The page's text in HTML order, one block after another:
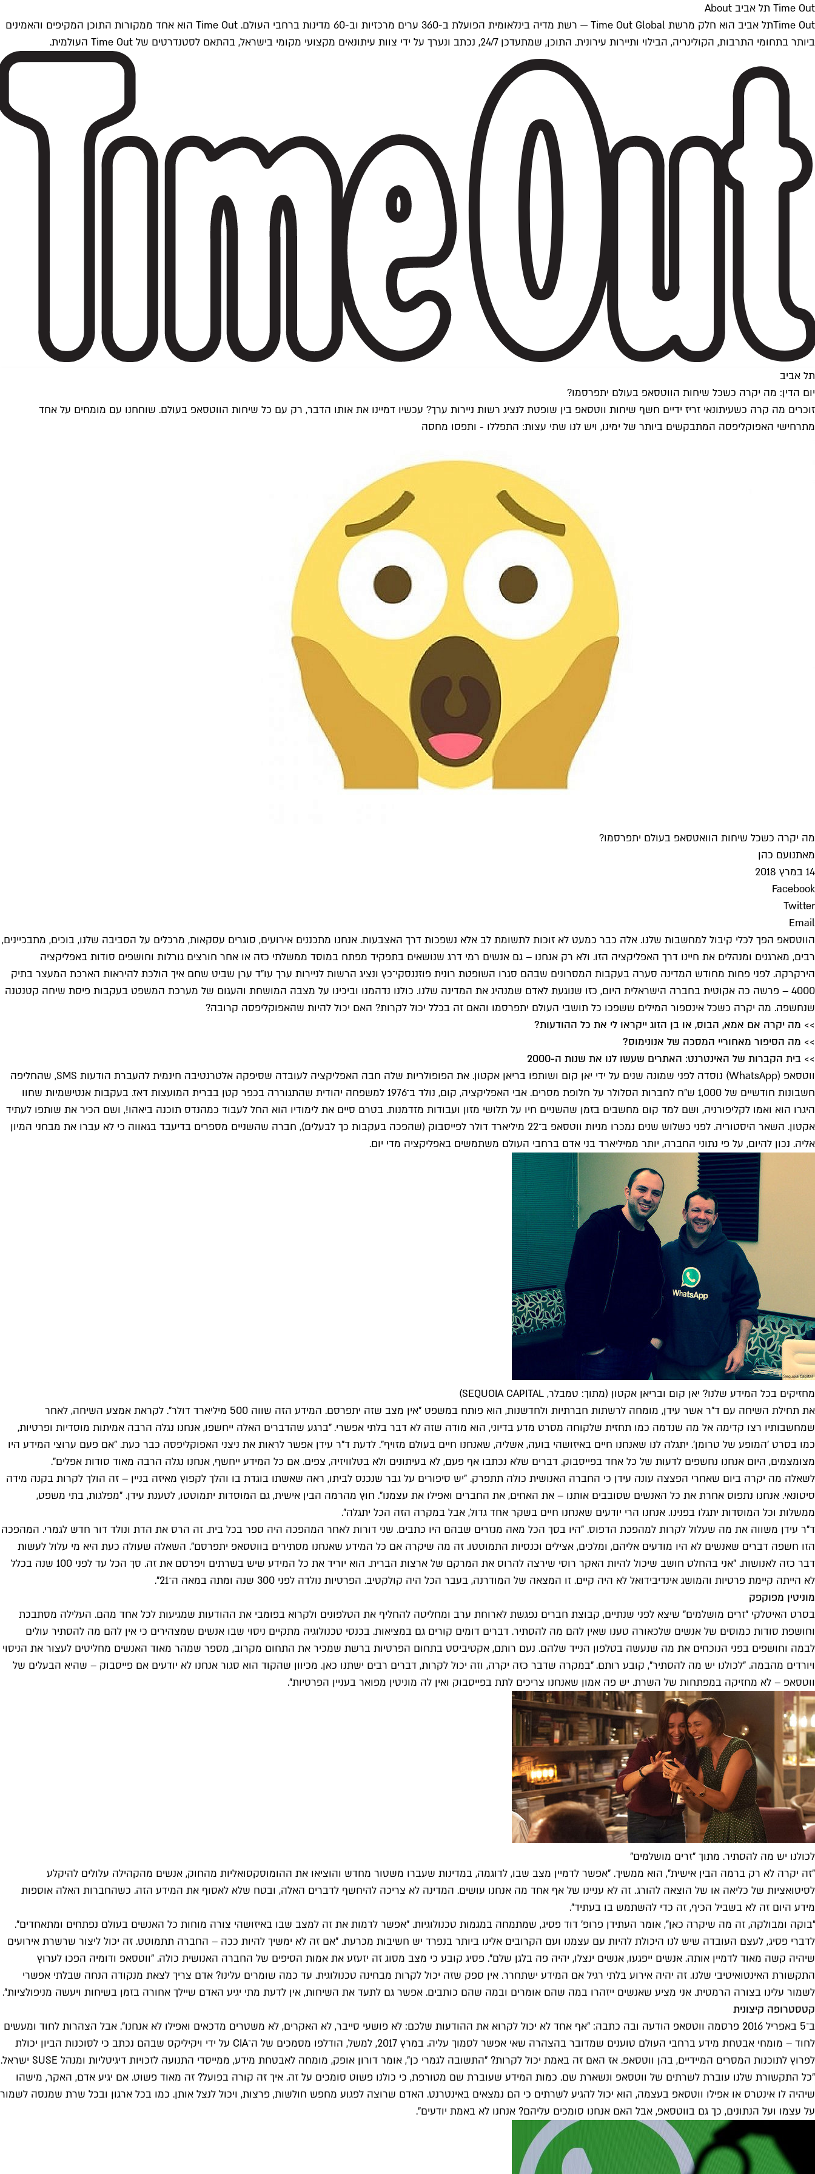
Time Out תל אביב About
Time Outתל אביב הוא חלק מרשת Time Out Global — רשת מדיה בינלאומית הפועלת ב-360 ערים מרכזיות וב-60 מדינות ברחבי העולם. Time Out הוא אחד ממקורות התוכן המקיפים והאמינים
ביותר בתחומי התרבות, הקולינריה, הבילוי ותיירות עירונית. התוכן, שמתעדכן 24/7, נכתב ונערך על ידי צוות עיתונאים מקצועי מקומי בישראל, בהתאם לסטנדרטים של Time Out העולמית.
תל אביב
יום הדין: מה יקרה כשכל שיחות הווטסאפ בעולם יתפרסמו?
זוכרים מה קרה כשעיתונאי זריז ידיים חשף שיחות ווטסאפ בין שופטת לנציג רשות ניירות ערך? עכשיו דמיינו את אותו הדבר, רק עם כל שיחות הווטסאפ בעולם. שוחחנו עם מומחים על אחד
מתרחישי האפוקליפסה המתבקשים ביותר של ימינו, ויש לנו שתי עצות: התפללו - ותפסו מחסה
מה יקרה כשכל שיחות הוואטסאפ בעולם יתפרסמו?
מאתנועם כהן
14 במרץ 2018
Facebook
Twitter
Email
הווטסאפ הפך לכלי קיבול למחשבות שלנו. אלה כבר כמעט לא זוכות לתשומת לב אלא נשפכות דרך האצבעות. אנחנו מתכננים אירועים, סוגרים עסקאות, מרכלים על הסביבה שלנו, בוכים, מתבכיינים,
רבים, מארגנים ומנהלים את חיינו דרך האפליקציה הזו. ולא רק אנחנו – גם אנשים רמי דרג שנושאים בתפקיד מפתח במוסד ממשלתי כזה או אחר חורצים גורלות וחושפים סודות באפליקציה
הירקרקה. לפני פחות מחודש המדינה סערה בעקבות המסרונים שבהם סגרו השופטת רונית פוזננסקי־כץ ונציג הרשות לניירות ערך עו"ד ערן שביט שחם איך הולכת להיראות הארכת המעצר בתיק
4000 – פרשה כה אקוטית בחברה הישראלית היום, כזו שנוגעת לאדם שמנהיג את המדינה שלנו. כולנו נדהמנו וביכינו על מצבה המושחת והעגום של מערכת המשפט בעקבות פיסת שיחה קטנטנה
שנחשפה. מה יקרה כשכל אינספור המילים ששפכו כל תושבי העולם יתפרסמו והאם זה בכלל יכול לקרות? האם יכול להיות שהאפוקליפסה קרובה?
>> מה יקרה אם אמא, הבוס, או בן הזוג ייקראו לי את כל ההודעות?
>> מה הסיפור מאחוריי המסכה של אנונימוס?
>> בית הקברות של האינטרנט: האתרים שעשו לנו את שנות ה-2000
ווטסאפ (WhatsApp) נוסדה לפני שמונה שנים על ידי יאן קום ושותפו בריאן אקטון. את הפופולריות שלה חבה האפליקציה לעובדה שסיפקה אלטרנטיבה חינמית להעברת הודעות SMS, שהחליפה
חשבונות חודשיים של 1,000 ש"ח לחברות הסלולר על חלופת מסרים. אבי האפליקציה, קום, נולד ב־1976 למשפחה יהודית שהתגוררה בכפר קטן בברית המועצות דאז. בעקבות אנטישמיות שחוו
היגרו הוא ואמו לקליפורניה, ושם למד קום מחשבים בזמן שהשניים חיו על תלושי מזון ועבודות מזדמנות. בטרם סיים את לימודיו הוא החל לעבוד כמהנדס תוכנה ביאהו!, ושם הכיר את שותפו לעתיד
אקטון. השאר היסטוריה. לפני כשלוש שנים נמכרו מניות ווטסאפ ב־22 מיליארד דולר לפייסבוק (שהפכה בעקבות כך לבעלים), חברה שהשניים מספרים בדיעבד בגאווה כי לא עברו את מבחני המיון
אליה. נכון להיום, על פי נתוני החברה, יותר ממיליארד בני אדם ברחבי העולם משתמשים באפליקציה מדי יום.
מחזיקים בכל המידע שלנו? יאן קום ובריאן אקטון (מתוך: טמבלר, SEQUOIA CAPITAL)
את תחילת השיחה עם ד"ר אשר עידן, מומחה לרשתות חברתיות ולחדשנות, הוא פותח במשפט "אין מצב שזה יתפרסם. המידע הזה שווה 500 מיליארד דולר". לקראת אמצע השיחה, לאחר
שמחשבותיו רצו קדימה אל מה שנדמה כמו תחזית שלקוחה מסרט מדע בדיוני, הוא מודה שזה לא דבר בלתי אפשרי. "ברגע שהדברים האלה ייחשפו, אנחנו נגלה הרבה אמיתות מוסדיות ופרטיות,
כמו בסרט 'המופע של טרומן'. יתגלה לנו שאנחנו חיים באיזושהי בועה, אשליה, שאנחנו חיים בעולם מזויף". לדעת ד"ר עידן אפשר לראות את ניצני האפוקליפסה כבר כעת. "אם פעם ערוצי המידע היו
מצומצמים, היום אנחנו נחשפים לדעות של כל אחד בפייסבוק. דברים שלא נכתבו אף פעם, לא בעיתונים ולא בטלוויזיה, צפים. אם כל המידע ייחשף, אנחנו נגלה הרבה מאוד סודות אפלים".
לשאלה מה יקרה ביום שאחרי הפצצה עונה עידן כי החברה האנושית כולה תתפרק. "יש סיפורים על גבר שנכנס לביתו, ראה שאשתו בוגדת בו והלך לקפוץ מאיזה בניין – זה הולך לקרות בקנה מידה
סיטונאי. אנחנו נתפוס אחרת את כל האנשים שסובבים אותנו – את האחים, את החברים ואפילו את עצמנו". חוץ מהרמה הבין אישית, גם המוסדות יתמוטטו, לטענת עידן. "מפלגות, בתי משפט,
ממשלות וכל המוסדות יתגלו בפנינו. אנחנו הרי יודעים שאנחנו חיים בשקר אחד גדול, אבל במקרה הזה הכל יתגלה".
ד"ר עידן משווה את מה שעלול לקרות למהפכת הדפוס. "היו בסך הכל מאה מנזרים שבהם היו כתבים. שני דורות לאחר המהפכה היה ספר בכל בית. זה הרס את הדת ונולד דור חדש לגמרי. המהפכה
הזו חשפה דברים שאנשים לא היו מודעים אליהם, ומלכים, אצילים וכנסיות התמוטטו. זה מה שיקרה אם כל המידע שאנחנו מסתירים בווטסאפ יתפרסם". השאלה שעולה כעת היא מי עלול לעשות
דבר כזה לאנושות. "אני בהחלט חושב שיכול להיות האקר רוסי שירצה להרוס את המרקם של ארצות הברית. הוא יוריד את כל המידע שיש בשרתים ויפרסם את זה. סך הכל עד לפני 100 שנה בכלל
לא הייתה קיימת פרטיות והמושג אינדיבידואל לא היה קיים. זו המצאה של המודרנה, בעבר הכל היה קולקטיב. הפרטיות נולדה לפני 300 שנה ומתה במאה ה־21".
מוניטין מפוקפק
בסרט האיטלקי "זרים מושלמים" שיצא לפני שנתיים, קבוצת חברים נפגשת לארוחת ערב ומחליטה להחליף את הטלפונים ולקרוא בפומבי את ההודעות שמגיעות לכל אחד מהם. העלילה מסתבכת
וחושפת סודות כמוסים של אנשים שלכאורה טענו שאין להם מה להסתיר. דברים דומים קורים גם במציאות. בכנסי טכנולוגיה מתקיים ניסוי שבו אנשים שמצהירים כי אין להם מה להסתיר עולים
לבמה וחושפים בפני הנוכחים את מה שנעשה בטלפון הנייד שלהם. נעם רותם, אקטיביסט בתחום הפרטיות ברשת שמכיר את התחום מקרוב, מספר שמהר מאוד האנשים מחליטים לעצור את הניסוי
ויורדים מהבמה. "לכולנו יש מה להסתיר", קובע רותם. "במקרה שדבר כזה יקרה, וזה יכול לקרות, דברים רבים ישתנו כאן. מכיוון שהקוד הוא סגור אנחנו לא יודעים אם פייסבוק – שהיא הבעלים של
ווטסאפ – לא מחזיקה במפתחות של השרת. יש פה אמון שאנחנו צריכים לתת בפייסבוק ואין לה מוניטין מפואר בעניין הפרטיות".
לכולנו יש מה להסתיר. מתוך "זרים מושלמים"
"זה יקרה לא רק ברמה הבין אישית", הוא ממשיך. "אפשר לדמיין מצב שבו, לדוגמה, במדינות שעברו משטור מחדש והוציאו את ההומוסקסואליות מהחוק, אנשים מהקהילה עלולים להיקלע
לסיטואציות של כליאה או של הוצאה להורג. זה לא עניינו של אף אחד מה אנחנו עושים. המדינה לא צריכה להיחשף לדברים האלה, ובטח שלא לאסוף את המידע הזה. כשהחברות האלה אוספות
מידע היום זה לא בשביל הכיף, זה כדי להשתמש בו בעתיד".
"בוקה ומבולקה, זה מה שיקרה כאן", אומר העתידן פרופ' דוד פסיג, שמתמחה במגמות טכנולוגיות. "אפשר לדמות את זה למצב שבו באיזושהי צורה מוחות כל האנשים בעולם נפתחים ומתאחדים".
לדברי פסיג, לעצם העובדה שיש לנו היכולת להיות עם עצמנו ועם הקרובים אלינו ביותר בנפרד יש חשיבות מכרעת. "אם זה לא ימשיך להיות ככה – החברה תתמוטט. זה יכול ליצור שרשרת אירועים
שיהיה קשה מאוד לדמיין אותה. אנשים ייפגעו, אנשים ינצלו, יהיה פה בלגן שלם". פסיג קובע כי מצב מסוג זה יזעזע את אמות הסיפים של החברה האנושית כולה. "ווטסאפ ודומיה הפכו לערוץ
התקשורת האינטואיטיבי שלנו. זה יהיה אירוע בלתי רגיל אם המידע ישתחרר. אין ספק שזה יכול לקרות מבחינה טכנולוגית. עד כמה שומרים עלינו? אדם צריך לצאת מנקודה הנחה שבלתי אפשרי
לשמור עלינו בצורה הרמטית. אני מציע שאנשים ייזהרו במה שהם אומרים ובמה שהם כותבים. אפשר גם לתעד את השיחות, אין לדעת מתי יגיע האדם שיילך אחורה בזמן בשיחות ויעשה מניפולציות".
קטסטרופה קיצונית
ב־5 באפריל 2016 פרסמה ווטסאפ הודעה ובה כתבה: "אף אחד לא יכול לקרוא את ההודעות שלכם: לא פושעי סייבר, לא האקרים, לא משטרים מדכאים ואפילו לא אנחנו". אבל הצהרות לחוד ומעשים
לחוד – מומחי אבטחת מידע ברחבי העולם טוענים שמדובר בהצהרה שאי אפשר לסמוך עליה. במרץ 2017, למשל, הודלפו מסמכים של ה־CIA על ידי ויקיליקס שבהם נכתב כי לסוכנות הביון יכולת
לפרוץ לתוכנות המסרים המיידיים, בהן ווטסאפ. אז האם זה באמת יכול לקרות? "התשובה לגמרי כן", אומר דורון אופק, מומחה לאבטחת מידע, ממייסדי התנועה לזכויות דיגיטליות ומנהל SUSE ישראל.
"כל התקשורת שלנו עוברת לשרתים של ווטסאפ ונשארת שם. כמות המידע שעוברת שם מטורפת, כי כולנו פשוט סומכים על זה. איך זה קורה בפועל? זה מאוד פשוט. אם יגיע אדם, האקר, מישהו
שיהיה לו אינטרס או אפילו ווטסאפ בעצמה, הוא יכול להגיע לשרתים כי הם נמצאים באינטרנט. האדם שרוצה לפגוע מחפש חולשות, פרצות, ויכול לנצל אותן. כמו בכל ארגון ובכל שרת שמנסה לשמור
על עצמו ועל הנתונים, כך גם בווטסאפ, אבל האם אנחנו סומכים עליהם? אנחנו לא באמת יודעים".